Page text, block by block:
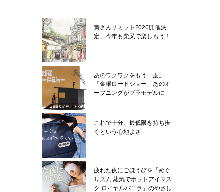
寅さんサミット2026開催決
定、今年も柴又で楽しもう！
あのワクワクをもう一度。
「金曜ロードショー」あのオ
ープニングがプラモデルに
これで十分。最低限を持ち歩
くという心地よさ
疲れた夜にごほうびを「めぐ
りズム 蒸気でホットアイマス
ク ロイヤルバニラ」のやさし